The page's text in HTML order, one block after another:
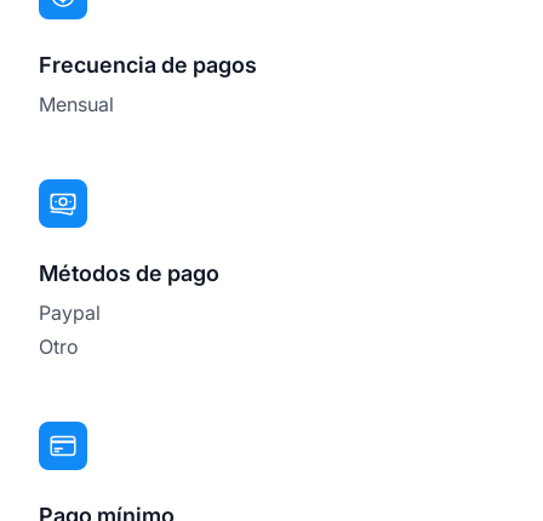
Frecuencia de pagos
Mensual
Métodos de pago
Paypal
Otro
Pago mínimo